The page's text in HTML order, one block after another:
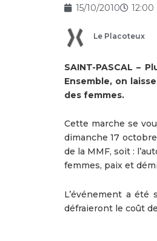
15/10/2010 12:00
Le Placoteux
SAINT-PASCAL –
Ensemble, on
des femmes.
Cette marche se
dimanche 17
de la MMF, soit :
femmes, paix et
L’événement a été
défraieront le coût